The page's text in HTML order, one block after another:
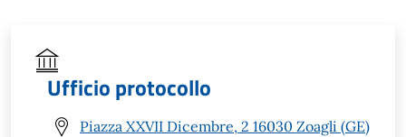
Ufficio protocollo
Piazza XXVII Dicembre, 2 16030 Zoagli (GE)